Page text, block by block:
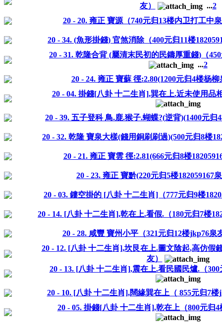
友）
...2
20 - 20. 雍正 寶源（740元归13楼内卫打工中
20 - 34. (魚形掛錢) 官煞消除（400元归11楼
20 - 31. 乾隆合背 (屬清末民初的民鑄厚重錢)（
...2
20 - 24. 雍正 寶蘇 徑:2.80(1200元归4楼杨柳
20 - 04. 掛錢[八卦 十二生肖],巽在上.近未使用品
20 - 39. 五子登科 鳥.鹿.猴子.蝴蝶?(逆背)(1400元归
20 - 32. 乾隆 寶泉大樣(錢用銅刷刷過)(500元归8楼
20 - 21. 雍正 寶雲 徑:2.81(666元归8楼
20 - 23. 雍正 寶黔(220元归5楼182059167
20 - 03. 鏤空掛的 [八卦 十二生肖]（777元归9楼
20 - 14. [八卦 十二生肖],乾在上.看假.（180元归7楼
20 - 28. 咸豐 寶州小平（321元归12楼jkp76泉
20 - 12. [八卦 十二生肖],坎艮在上.圖文陰起,高仿假
友）
20 - 13. [八卦 十二生肖],震在上.看民國民爐.（300
20 - 10. [八卦 十二生肖],闊緣巽在上（ 855元归7
20 - 05. 掛錢[八卦 十二生肖],乾在上（800元归4